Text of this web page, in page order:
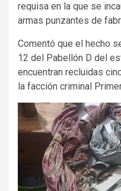
requisa en la que se
armas punzantes de
Comentó que el hecho
12 del Pabellón D del
encuentran recluidas
la facción criminal